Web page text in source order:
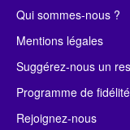
Qui sommes-nous ?
Mentions légales
Suggérez-nous un
Programme de fidélité
Rejoignez-nous